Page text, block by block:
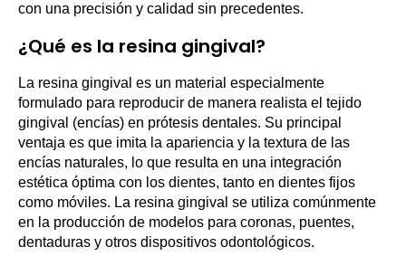
con una precisión y calidad sin precedentes.
¿Qué es la resina gingival?
La resina gingival es un material especialmente
formulado para reproducir de manera realista el tejido
gingival (encías) en prótesis dentales. Su principal
ventaja es que imita la apariencia y la textura de las
encías naturales, lo que resulta en una integración
estética óptima con los dientes, tanto en dientes fijos
como móviles. La resina gingival se utiliza comúnmente
en la producción de modelos para coronas, puentes,
dentaduras y otros dispositivos odontológicos.